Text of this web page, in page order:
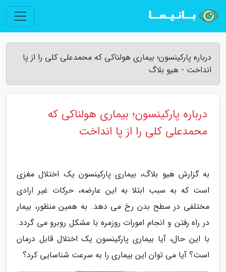
درباره پارکینسون؛ بیماری هولناکی که محمدعلی کلی را از پا
انداخت - هیو بلاگ
درباره پارکینسون؛ بیماری هولناکی که
محمدعلی کلی را از پا انداخت
به گزارش هیو بلاگ، بیماری پارکینسون یک اختلال مغزی
است که به سبب ابتلا به این عارضه، حرکات غیر ارادی
مختلفی در سطح بدن رخ می دهد. به همین منظور، بیمار
در راه رفتن و انجام امورات روزمره با مشکل روبرو می گردد.
با این حال، آیا بیماری پارکینسون یک اختلال قابل درمان
است؟ آیا می توان این بیماری را به سرعت شناسایی کرد؟